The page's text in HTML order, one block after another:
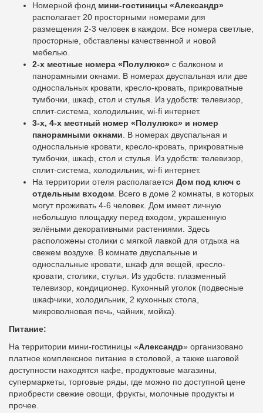
Номерной фонд мини-гостиницы «Александр»
располагает 20 просторными номерами для
размещения 2-3 человек в каждом. Все номера светлые,
просторные, обставлены качественной и новой
мебелью.
2-х местные номера «Полулюкс» с балконом и
панорамными окнами. В номерах двуспальная или две
односпальных кровати, кресло-кровать, прикроватные
тумбочки, шкаф, стол и стулья. Из удобств: телевизор,
сплит-система, холодильник, wi-fi интернет.
3-х, 4-х местный номер «Полулюкс» и номер
панорамными окнами . В номерах двуспальная и
односпальные кровати, кресло-кровать, прикроватные
тумбочки, шкаф, стол и стулья. Из удобств: телевизор,
сплит-система, холодильник, wi-fi интернет.
На территории отеля располагается Дом под ключ с
отдельным входом . Всего в доме 2 комнаты, в которых
могут проживать 4-6 человек. Дом имеет личную
небольшую площадку перед входом, украшенную
зелёными декоративными растениями. Здесь
расположены столики с мягкой лавкой для отдыха на
свежем воздухе. В комнате двуспальные и
односпальные кровати, шкаф для вещей, кресло-
кровати, столики, стулья. Из удобств: плазменный
телевизор, кондиционер. Кухонный уголок (подвесные
шкафчики, холодильник, 2 кухонных стола,
микроволновая печь, чайник, мойка).
Питание:
На территории мини-гостиницы «Александр» организовано
платное комплексное питание в столовой, а также шаговой
доступности находятся кафе, продуктовые магазины,
супермаркеты, торговые ряды, где можно по доступной цене
приобрести свежие овощи, фрукты, молочные продукты и
прочее.